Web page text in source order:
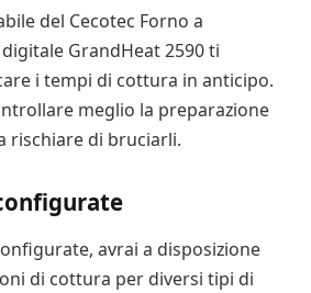
del Cecotec Forno a
GrandHeat 2590 ti
i tempi di cottura in anticipo.
meglio la preparazione
rischiare di bruciarli.
avrai a disposizione
di cottura per diversi tipi di